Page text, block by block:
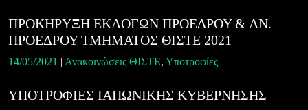
ΠΡΟΚΗΡΥΞΗ ΕΚΛΟΓΩΝ ΠΡΟΕΔΡΟΥ & ΑΝ.
ΠΡΟΕΔΡΟΥ ΤΜΗΜΑΤΟΣ ΘΙΣΤΕ 2021
14/05/2021 | Ανακοινώσεις ΘΙΣΤΕ, Υποτροφίες
YΠΟΤΡΟΦΙΕΣ ΙΑΠΩΝΙΚΗΣ ΚΥΒΕΡΝΗΣΗΣ